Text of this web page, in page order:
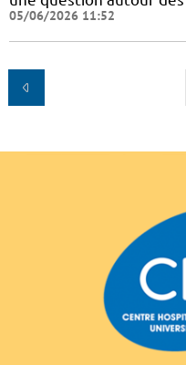
05/06/2026 11:52